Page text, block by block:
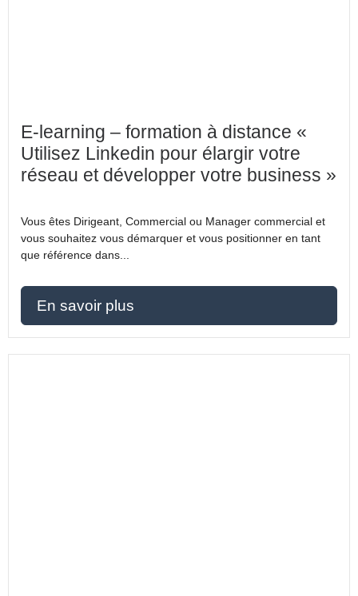
E-learning – formation à distance «
Utilisez Linkedin pour élargir votre
réseau et développer votre business »
Vous êtes Dirigeant, Commercial ou Manager commercial et
vous souhaitez vous démarquer et vous positionner en tant
que référence dans...
En savoir plus